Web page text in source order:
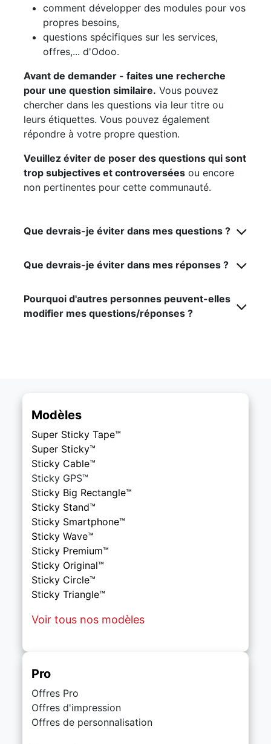
comment développer des modules pour vos
propres besoins,
questions spécifiques sur les services,
offres,... d'Odoo.
Avant de demander - faites une recherche
pour une question similaire. Vous pouvez
chercher dans les questions via leur titre ou
leurs étiquettes. Vous pouvez également
répondre à votre propre question.
Veuillez éviter de poser des questions qui sont
trop subjectives et controversées ou encore
non pertinentes pour cette communauté.
Que devrais-je éviter dans mes questions ?
Que devrais-je éviter dans mes réponses ?
Pourquoi d'autres personnes peuvent-elles
modifier mes questions/réponses ?
Modèles
Super Sticky Tape™
Super Sticky™
Sticky Cable™
Sticky GPS™
Sticky Big Rectangle™
Sticky Stand™
Sticky Smartphone™
Sticky Wave™
Sticky Premium™
Sticky Original™
Sticky Circle™
Sticky Triangle™
Voir tous nos modèles
Pro
Offres Pro
Offres d'impression
Offres de personnalisation